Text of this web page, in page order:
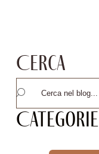
Cerca
Categorie